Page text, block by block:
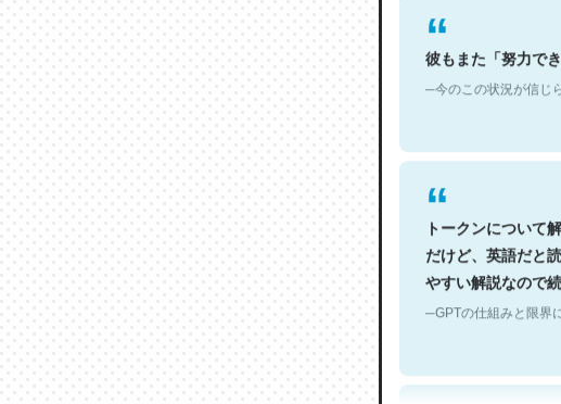
彼もまた「努力で
─今のこの状況が信じ
トークンについて
だけど、英語だと
やすい解説なので
─GPTの仕組みと限界